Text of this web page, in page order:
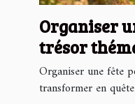
Organiser
trésor
pour
Organiser une fête
transformer en